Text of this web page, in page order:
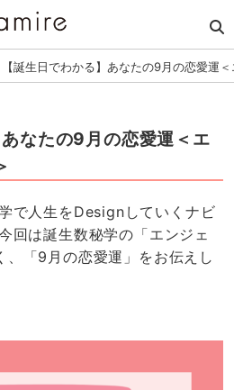
【誕生日でわかる】あなたの9月の恋愛運
あなたの9月の恋愛運＜エ
で人生をDesignしていくナビ
回は誕生数秘学の「エンジェ
、「9月の恋愛運」をお伝えし